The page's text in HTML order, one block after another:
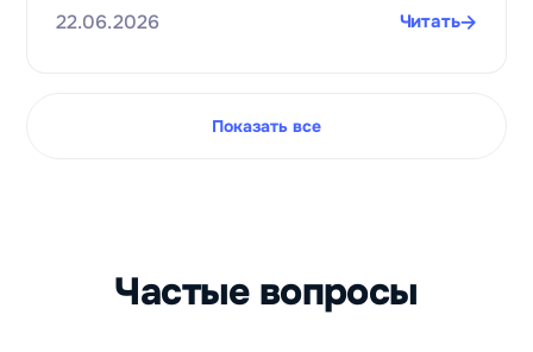
цифровых
22.06.2026 Читать
Показать все
Частые вопросы